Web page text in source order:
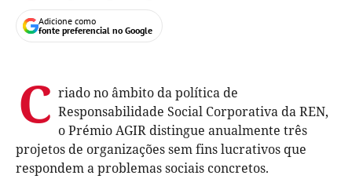
Adicione como
fonte preferencial no Google
C riado no âmbito da política de
Responsabilidade Social Corporativa da REN,
o Prémio AGIR distingue anualmente três
projetos de organizações sem fins lucrativos que
respondem a problemas sociais concretos.